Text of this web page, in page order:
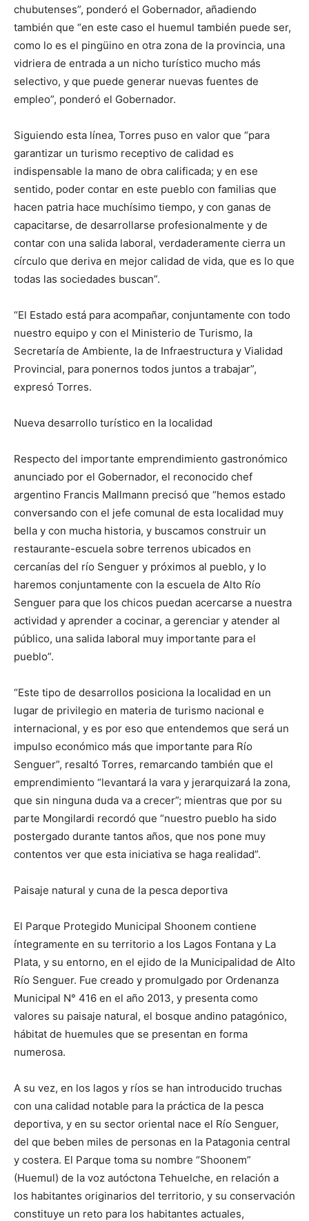
chubutenses”, ponderó el Gobernador, añadiendo
también que “en este caso el huemul también puede ser,
como lo es el pingüino en otra zona de la provincia, una
vidriera de entrada a un nicho turístico mucho más
selectivo, y que puede generar nuevas fuentes de
empleo”, ponderó el Gobernador.
Siguiendo esta línea, Torres puso en valor que “para
garantizar un turismo receptivo de calidad es
indispensable la mano de obra calificada; y en ese
sentido, poder contar en este pueblo con familias que
hacen patria hace muchísimo tiempo, y con ganas de
capacitarse, de desarrollarse profesionalmente y de
contar con una salida laboral, verdaderamente cierra un
círculo que deriva en mejor calidad de vida, que es lo que
todas las sociedades buscan”.
“El Estado está para acompañar, conjuntamente con todo
nuestro equipo y con el Ministerio de Turismo, la
Secretaría de Ambiente, la de Infraestructura y Vialidad
Provincial, para ponernos todos juntos a trabajar”,
expresó Torres.
Nueva desarrollo turístico en la localidad
Respecto del importante emprendimiento gastronómico
anunciado por el Gobernador, el reconocido chef
argentino Francis Mallmann precisó que “hemos estado
conversando con el jefe comunal de esta localidad muy
bella y con mucha historia, y buscamos construir un
restaurante-escuela sobre terrenos ubicados en
cercanías del río Senguer y próximos al pueblo, y lo
haremos conjuntamente con la escuela de Alto Río
Senguer para que los chicos puedan acercarse a nuestra
actividad y aprender a cocinar, a gerenciar y atender al
público, una salida laboral muy importante para el
pueblo”.
“Este tipo de desarrollos posiciona la localidad en un
lugar de privilegio en materia de turismo nacional e
internacional, y es por eso que entendemos que será un
impulso económico más que importante para Río
Senguer”, resaltó Torres, remarcando también que el
emprendimiento “levantará la vara y jerarquizará la zona,
que sin ninguna duda va a crecer”; mientras que por su
parte Mongilardi recordó que “nuestro pueblo ha sido
postergado durante tantos años, que nos pone muy
contentos ver que esta iniciativa se haga realidad”.
Paisaje natural y cuna de la pesca deportiva
El Parque Protegido Municipal Shoonem contiene
íntegramente en su territorio a los Lagos Fontana y La
Plata, y su entorno, en el ejido de la Municipalidad de Alto
Río Senguer. Fue creado y promulgado por Ordenanza
Municipal N° 416 en el año 2013, y presenta como
valores su paisaje natural, el bosque andino patagónico,
hábitat de huemules que se presentan en forma
numerosa.
A su vez, en los lagos y ríos se han introducido truchas
con una calidad notable para la práctica de la pesca
deportiva, y en su sector oriental nace el Río Senguer,
del que beben miles de personas en la Patagonia central
y costera. El Parque toma su nombre “Shoonem”
(Huemul) de la voz autóctona Tehuelche, en relación a
los habitantes originarios del territorio, y su conservación
constituye un reto para los habitantes actuales,